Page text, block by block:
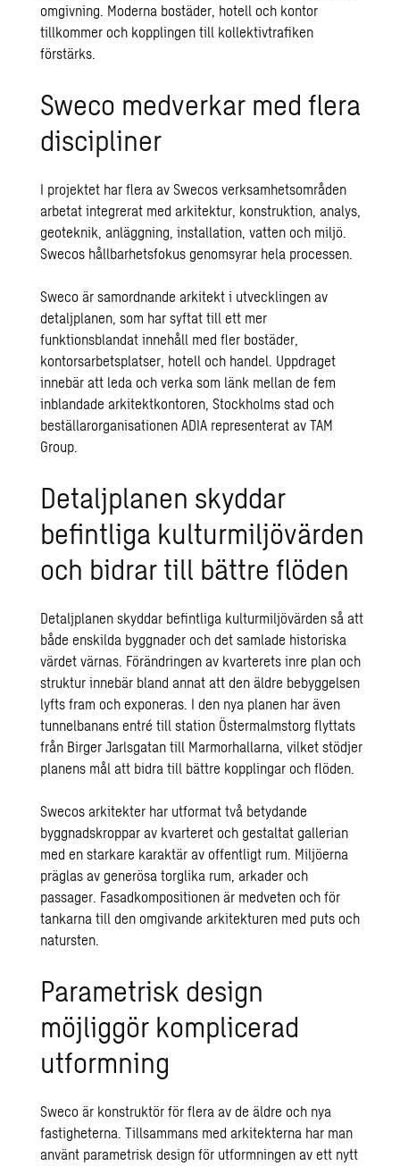
omgivning. Moderna bostäder, hotell och kontor
tillkommer och kopplingen till kollektivtrafiken
förstärks.
Sweco medverkar med flera
discipliner
I projektet har flera av Swecos verksamhetsområden
arbetat integrerat med arkitektur, konstruktion , analys,
geoteknik,anläggning ,installation ,vatten och miljö
Swecos hållbarhetsfokus genomsyrar hela processen.
Sweco är samordnande arkitekt i utvecklingen av
detaljplanen, som har syftat till ett mer
funktionsblandat innehåll med fler bostäder,
kontorsarbetsplatser, hotell och handel. Uppdraget
innebär att leda och verka som länk mellan de fem
inblandade arkitektkontoren, Stockholms stad och
beställarorganisationen ADIA representerat av TAM
Group.
Detaljplanen skyddar
befintliga kulturmiljövärden
och bidrar till bättre flöden
Detaljplanen skyddar befintliga kulturmiljövärden så att
både enskilda byggnader och det samlade historiska
värdet värnas. Förändringen av kvarterets inre plan och
struktur innebär bland annat att den äldre bebyggelsen
lyfts fram och exponeras. I den nya planen har även
tunnelbanans entré till station Östermalmstorg flyttats
från Birger Jarlsgatan till Marmorhallarna, vilket stödjer
planens mål att bidra till bättre kopplingar och flöden.
Swecos arkitekter har utformat två betydande
byggnadskroppar av kvarteret och gestaltat gallerian
med en starkare karaktär av offentligt rum. Miljöerna
präglas av generösa torglika rum, arkader och
passager. Fasadkompositionen är medveten och för
tankarna till den omgivande arkitekturen med puts och
natursten.
Parametrisk design
möjliggör komplicerad
utformning
Sweco är konstruktör för flera av de äldre och nya
fastigheterna. Tillsammans med arkitekterna har man
använt parametrisk design för utformningen av ett nytt